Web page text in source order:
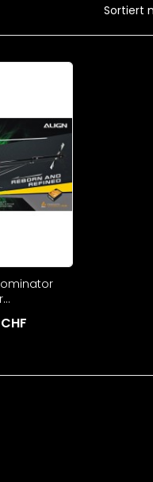
Sortiert